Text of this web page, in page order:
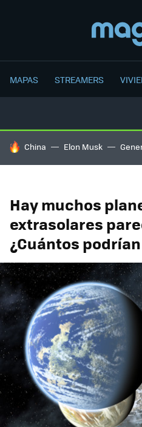
MAPAS STREAMERS
HOY SE HABLA DE
China Elon Musk
Hay muchos
extrasolares
¿Cuántos